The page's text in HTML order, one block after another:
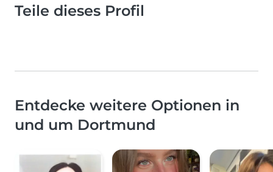
Teile dieses Profil
Entdecke weitere Optionen in
und um Dortmund